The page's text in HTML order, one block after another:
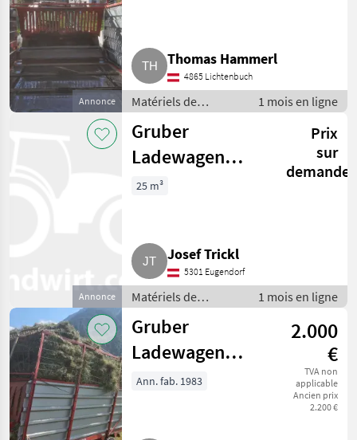
Annonce
Thomas Hammerl
4865 Lichtenbuch
Matériels de
fenaison /
Autochargeuses
1 mois en ligne
Annonce
Gruber
Ladewagen
LH1027
Prix
sur
demande
25 m³
Josef Trickl
5301 Eugendorf
Matériels de
fenaison /
Autochargeuses
1 mois en ligne
Gruber
Ladewagen
LH1020
2.000
€
TVA non
applicable
Ancien prix
2.200 €
Ann. fab. 1983